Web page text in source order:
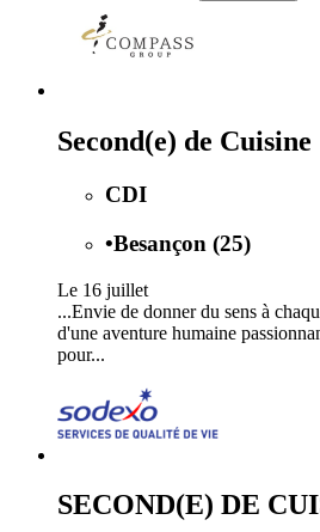
Second(e) de Cuisine
CDI
•Besançon (25)
Le 16 juillet
...Envie de donner du sens à
d'une aventure humaine
pour...
SECOND(E) DE